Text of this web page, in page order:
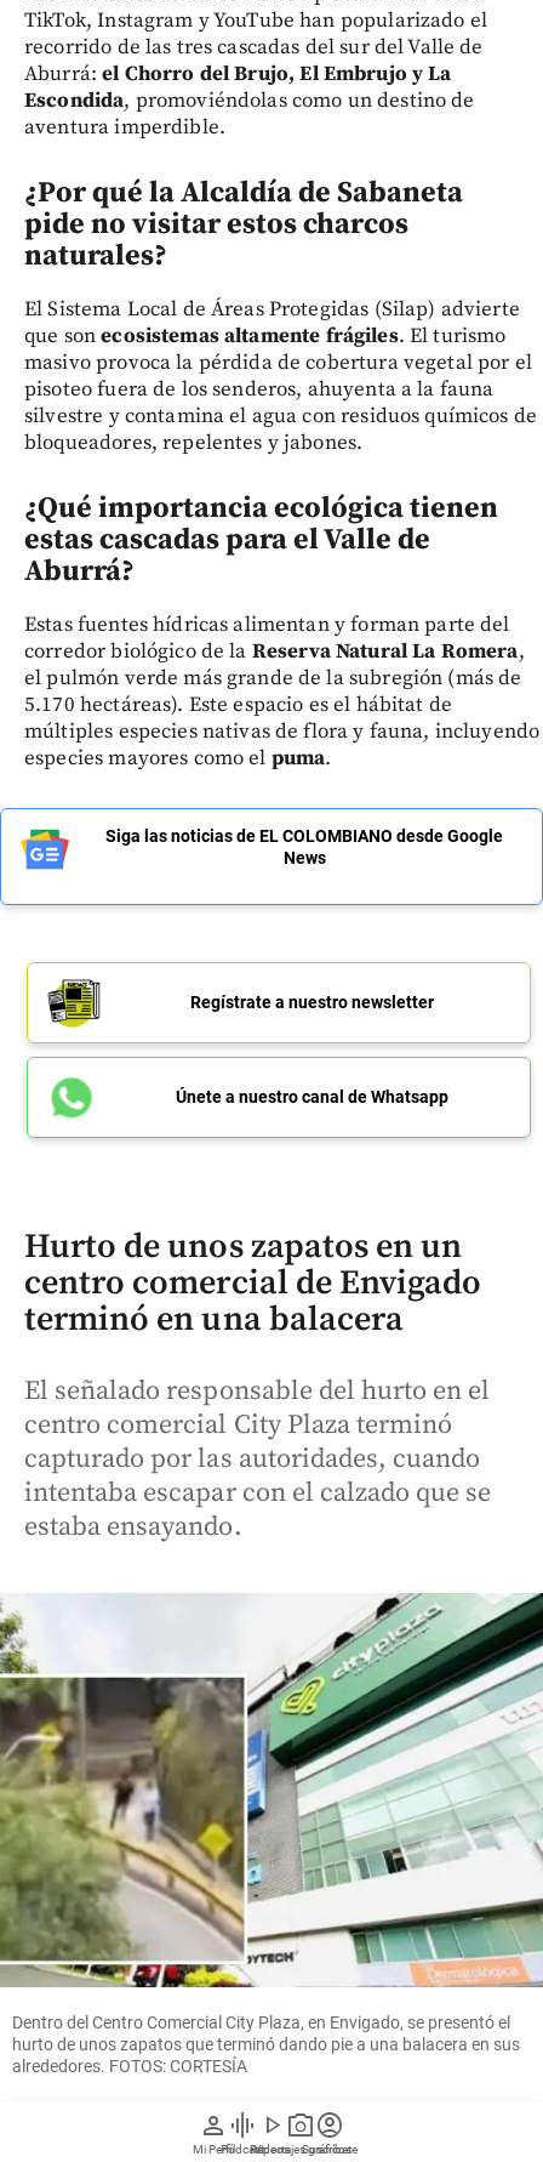
person
Mi Perfil
graphic_eq
Pódcast
play_arrow
Videos
photo_camera
Reportajes gráficos
account_circle
Suscríbete
TikTok, Instagram y YouTube han popularizado el
recorrido de las tres cascadas del sur del Valle de
Aburrá:el Chorro del Brujo, El Embrujo y La
Escondida, promoviéndolas como un destino de
aventura imperdible.
¿Por qué la Alcaldía de Sabaneta
pide no visitar estos charcos
naturales?
El Sistema Local de Áreas Protegidas (Silap) advierte
que sonecosistemas altamente frágiles. El turismo
masivo provoca la pérdida de cobertura vegetal por el
pisoteo fuera de los senderos, ahuyenta a la fauna
silvestre y contamina el agua con residuos químicos de
bloqueadores, repelentes y jabones.
¿Qué importancia ecológica tienen
estas cascadas para el Valle de
Aburrá?
Estas fuentes hídricas alimentan y forman parte del
corredor biológico de la Reserva Natural La Romera,
el pulmón verde más grande de la subregión (más de
5.170 hectáreas). Este espacio es el hábitat de
múltiples especies nativas de flora y fauna, incluyendo
especies mayores como el puma.
Siga las noticias de EL COLOMBIANO desde Google
News
Regístrate a nuestro newsletter
Únete a nuestro canal de Whatsapp
Hurto de unos zapatos en un
centro comercial de Envigado
terminó en una balacera
El señalado responsable del hurto en el
centro comercial City Plaza terminó
capturado por las autoridades, cuando
intentaba escapar con el calzado que se
estaba ensayando.
Dentro del Centro Comercial City Plaza, en Envigado, se presentó el
hurto de unos zapatos que terminó dando pie a una balacera en sus
alrededores. FOTOS: CORTESÍA
Santiago Olivares Tobón